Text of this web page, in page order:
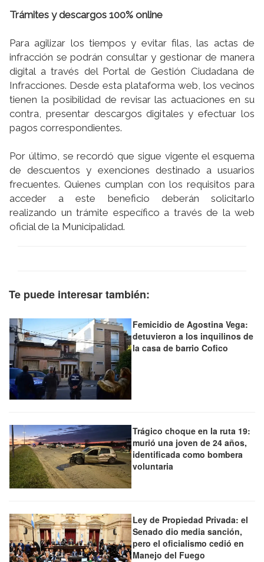
Trámites y descargos 100% online
Para agilizar los tiempos y evitar filas, las actas de
infracción se podrán consultar y gestionar de manera
digital a través del Portal de Gestión Ciudadana de
Infracciones. Desde esta plataforma web, los vecinos
tienen la posibilidad de revisar las actuaciones en su
contra, presentar descargos digitales y efectuar los
pagos correspondientes.
Por último, se recordó que sigue vigente el esquema
de descuentos y exenciones destinado a usuarios
frecuentes. Quienes cumplan con los requisitos para
acceder a este beneficio deberán solicitarlo
realizando un trámite específico a través de la web
oficial de la Municipalidad.
Te puede interesar también:
Femicidio de Agostina Vega:
detuvieron a los inquilinos de
la casa de barrio Cofico
Trágico choque en la ruta 19:
murió una joven de 24 años,
identificada como bombera
voluntaria
Ley de Propiedad Privada: el
Senado dio media sanción,
pero el oficialismo cedió en
Manejo del Fuego